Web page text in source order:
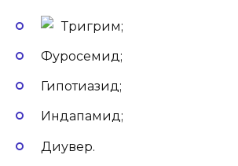
Тригрим;
Фуросемид;
Гипотиазид;
Индапамид;
Диувер.